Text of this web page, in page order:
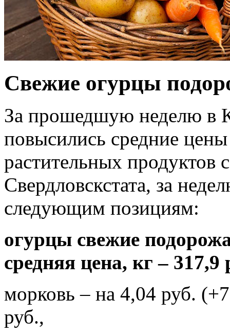
Свежие огурцы
За прошедшую неделю в
повысились средние
растительных продуктов
Свердловскстата, за
следующим позициям:
огурцы свежие
средняя цена, кг – 317,9
морковь – на 4,04 руб.
руб.,